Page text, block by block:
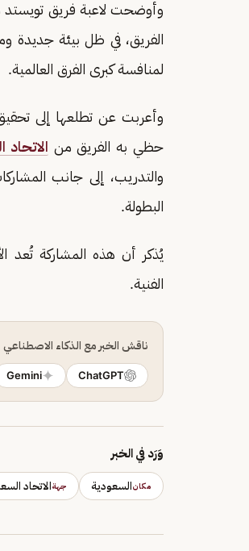
الفريق، في ظل بيئة جديدة
لمنافسة كبرى الفرق العالمية.
وأعربت عن تطلعها إلى تحقيق
حظي به الفريق من الاتحاد
والتدريب، إلى جانب
البطولة.
يُذكر أن هذه المشاركة تُعد
الفنية.
ناقش الخبر مع الذكاء الاصطناعي
ChatGPT
Gemini
وَرَد في الخبر
مكانالسعودية جهةالاتحاد